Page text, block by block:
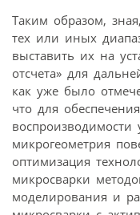
Таким образом,
тех или иных
выставить их на
отсчета» для
как уже было
что для
воспроизводимости
микрогеометрия
оптимизация
микросварки
моделирования и